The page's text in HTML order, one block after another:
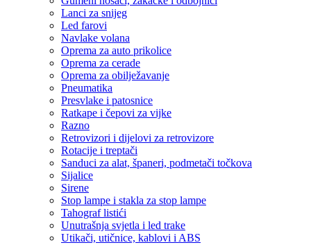
Lanci za snijeg
Led farovi
Navlake volana
Oprema za auto prikolice
Oprema za cerade
Oprema za obilježavanje
Pneumatika
Presvlake i patosnice
Ratkape i čepovi za vijke
Razno
Retrovizori i dijelovi za retrovizore
Rotacije i treptači
Sanduci za alat, španeri, podmetači točkova
Sijalice
Sirene
Stop lampe i stakla za stop lampe
Tahograf listići
Unutrašnja svjetla i led trake
Utikači, utičnice, kablovi i ABS